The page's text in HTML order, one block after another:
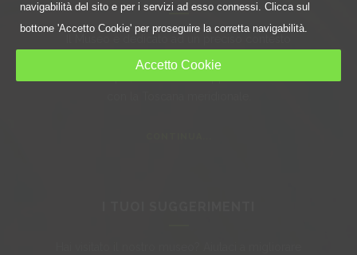
geografico, la Maremma viene qui intesa con una
navigabilità del sito e per i servizi ad esso connessi. Clicca sul
bottone 'Accetto Cookie' per proseguire la corretta navigabilità.
Accetto Cookie